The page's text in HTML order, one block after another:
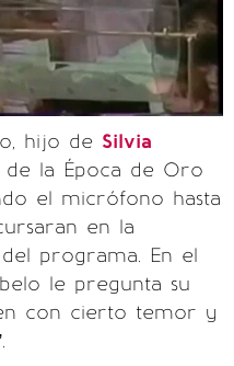
hijo de Silvia
de la Época de Oro
el micrófono hasta
en la
del programa. En el
le pregunta su
con cierto temor y